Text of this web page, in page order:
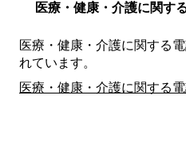
医療・健康・介護に関す
医療・健康・介護に関する
れています。
医療・健康・介護に関する